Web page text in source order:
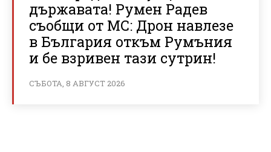
държавата! Румен Радев
съобщи от МС: Дрон навлезе
в България откъм Румъния
и бе взривен тази сутрин!
СЪБОТА, 8 АВГУСТ 2026